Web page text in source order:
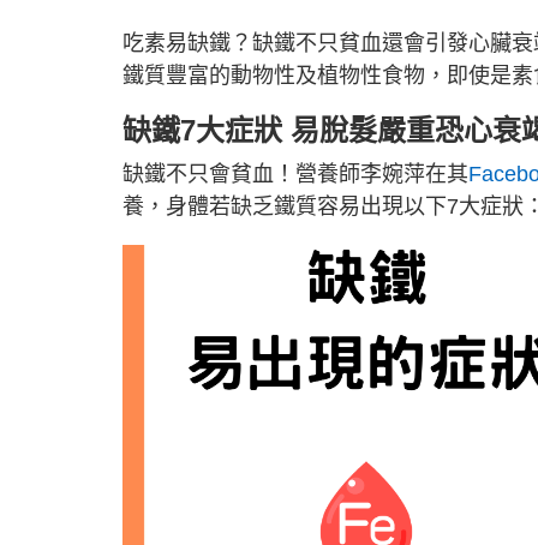
吃素易缺鐵？缺鐵不只貧血還會引發心臟
鐵質豐富的動物性及植物性食物，即使是
缺鐵7大症狀 易脫髮嚴重恐心衰
缺鐵不只會貧血！營養師李婉萍在其
養，身體若缺乏鐵質容易出現以下7大症狀